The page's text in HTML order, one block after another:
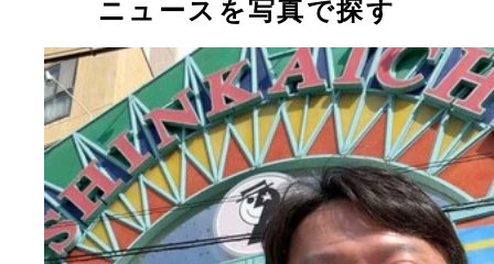
ニュースを写真で探す